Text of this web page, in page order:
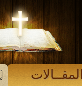
المقــالات